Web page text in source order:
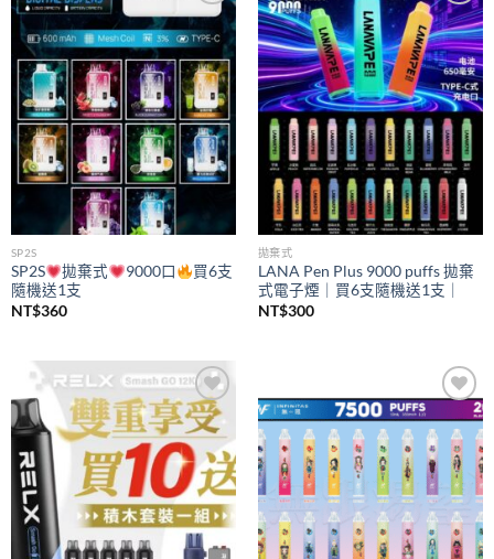
Add to
wishlist
SP2S
SP2S 拋棄式 9000口
買6支
隨機送1支
NT$360
Add to
wishlist
拋棄式
LANA Pen Plus 9000 puffs 拋棄
式電子煙｜買6支隨機送1支｜
NT$300
Add to
wishlist
Add to
wishlist